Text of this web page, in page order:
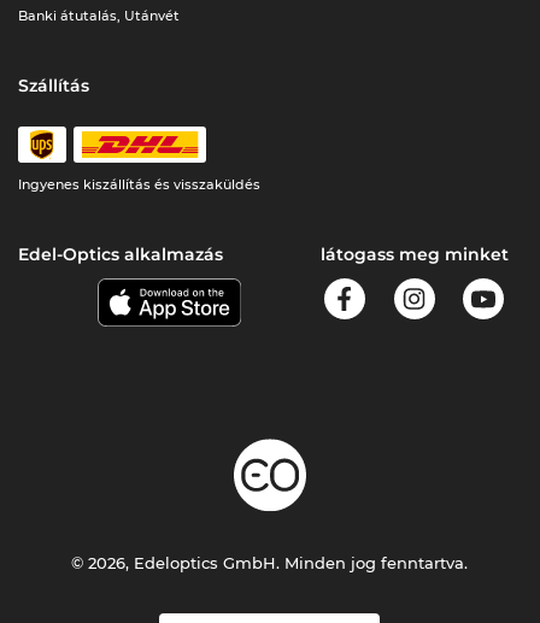
Banki átutalás, Utánvét
Szállítás
Ingyenes kiszállítás és visszaküldés
Edel-Optics alkalmazás látogass meg minket
© 2026, Edeloptics GmbH. Minden jog fenntartva.